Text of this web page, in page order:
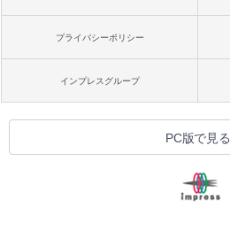
プライバシーポリシー
インプレスグループ
PC版で見る